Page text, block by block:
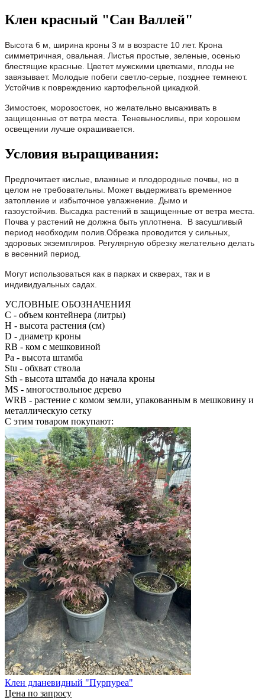
Клен красный "Сан Валлей"
Высота 6 м, ширина кроны 3 м в возрасте 10 лет. Крона
симметричная, овальная. Листья простые, зеленые, осенью
блестящие красные. Цветет мужскими цветками, плоды не
завязывает. Молодые побеги светло-серые, позднее темнеют.
Устойчив к повреждению картофельной цикадкой.
Зимостоек, морозостоек, но желательно высаживать в
защищенные от ветра места. Теневыносливы, при хорошем
освещении лучше окрашивается.
Условия выращивания:
Предпочитает кислые, влажные и плодородные почвы, но в
целом не требовательны. Может выдерживать временное
затопление и избыточное увлажнение. Дымо и
газоустойчив. Высадка растений в защищенные от ветра места.
Почва у растений не должна быть уплотнена. В засушливый
период необходим полив.Обрезка проводится у сильных,
здоровых экземпляров. Регулярную обрезку желательно делать
в весенний период.
Могут использоваться как в парках и скверах, так и в
индивидуальных садах.
УСЛОВНЫЕ ОБОЗНАЧЕНИЯ
С - объем контейнера (литры)
H - высота растения (см)
D - диаметр кроны
RB - ком с мешковиной
Pa - высота штамба
Stu - обхват ствола
Sth - высота штамба до начала кроны
MS - многоствольное дерево
WRB - растение с комом земли, упакованным в мешковину и
металлическую сетку
С этим товаром покупают:
Клен дланевидный "Пурпуреа"
Цена по запросу